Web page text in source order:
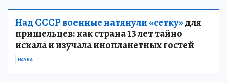
Над СССР военные натянули «сетку»для
пришельцев: как страна 13 лет тайно
искала и изучала инопланетных гостей
НАУКА